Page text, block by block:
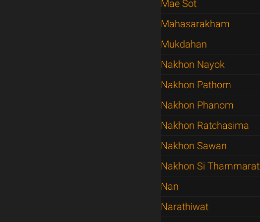
Mae Sot
Mahasarakham
Mukdahan
Nakhon Nayok
Nakhon Pathom
Nakhon Phanom
Nakhon Ratchasima
Nakhon Sawan
Nakhon Si Thammarat
Nan
Narathiwat